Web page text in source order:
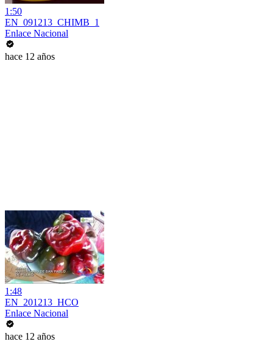
1:50
EN_091213_CHIMB_1
Enlace Nacional
hace 12 años
1:48
EN_201213_HCO
Enlace Nacional
hace 12 años